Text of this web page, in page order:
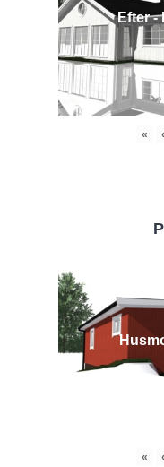
Efter -
« ‹
« ‹